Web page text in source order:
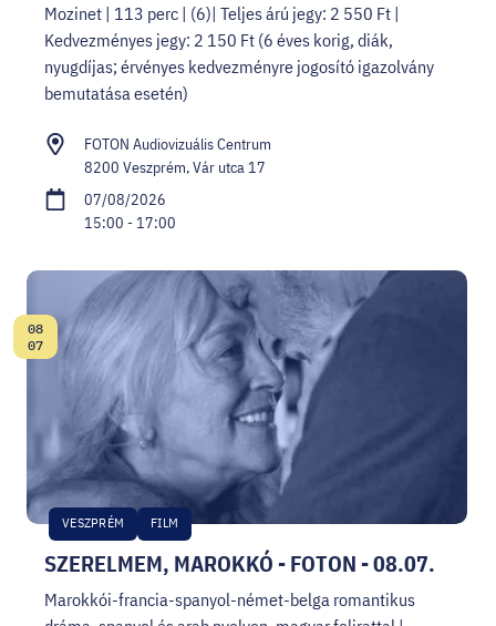
Mozinet | 113 perc | (6)| Teljes árú jegy: 2 550 Ft |
Kedvezményes jegy: 2 150 Ft (6 éves korig, diák,
nyugdíjas; érvényes kedvezményre jogosító igazolvány
bemutatása esetén)
FOTON Audiovizuális Centrum
8200 Veszprém, Vár utca 17
07/08/2026
15:00 - 17:00
SZERELMEM, MAROKKÓ - FOTON - 08.07.
VESZPRÉM FILM
Date:
08
07
Marokkói-francia-spanyol-német-belga romantikus